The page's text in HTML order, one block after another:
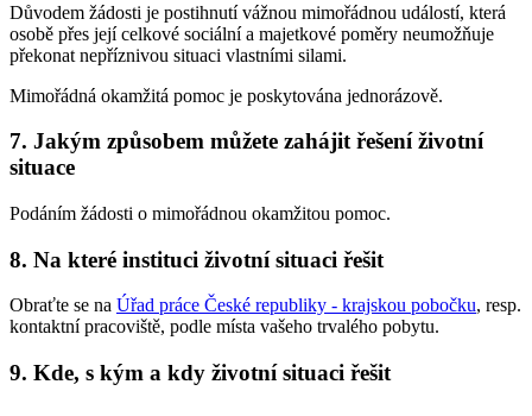
Důvodem žádosti je postihnutí vážnou mimořádnou událostí, která
osobě přes její celkové sociální a majetkové poměry neumožňuje
překonat nepříznivou situaci vlastními silami.
Mimořádná okamžitá pomoc je poskytována jednorázově.
7. Jakým způsobem můžete zahájit řešení životní
situace
Podáním žádosti o mimořádnou okamžitou pomoc.
8. Na které instituci životní situaci řešit
Obraťte se na Úřad práce České republiky - krajskou pobočku, resp.
kontaktní pracoviště, podle místa vašeho trvalého pobytu.
9. Kde, s kým a kdy životní situaci řešit